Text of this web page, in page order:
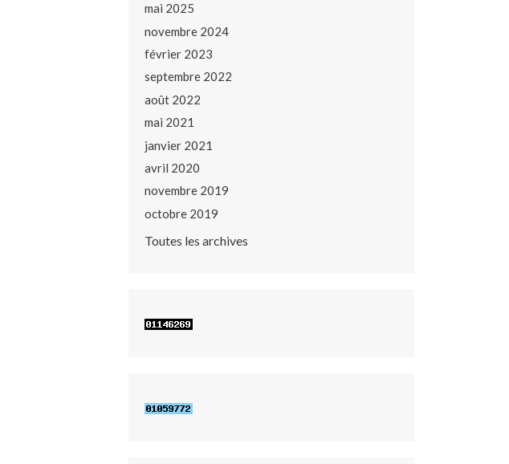
mai 2025
novembre 2024
février 2023
septembre 2022
août 2022
mai 2021
janvier 2021
avril 2020
novembre 2019
octobre 2019
Toutes les archives